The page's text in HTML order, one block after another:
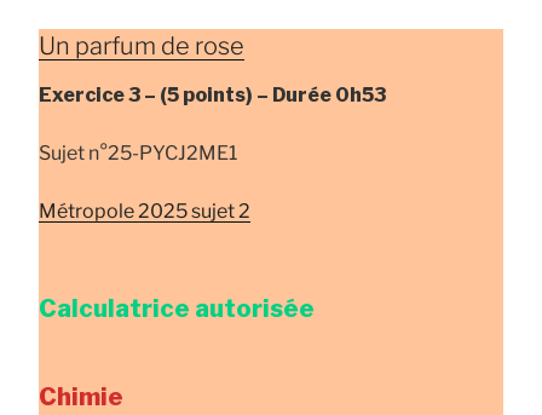
Un parfum de rose
Exercice 3 – (5 points) – Durée 0h53
Sujet n°25-PYCJ2ME1
Métropole 2025 sujet 2
Calculatrice autorisée
Chimie